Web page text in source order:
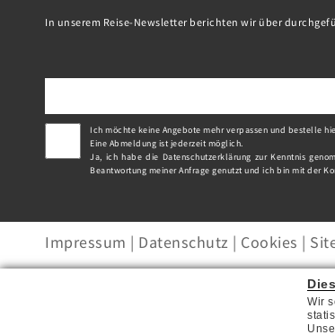
In unserem Reise-Newsletter berichten wir über
Ich möchte keine Angebote mehr verpassen und bestelle
Eine Abmeldung ist jederzeit möglich.
Ja, ich habe die Datenschutzerklärung zur Kenntnis
Beantwortung meiner Anfrage genutzt und ich bin mit der
Impressum | Datenschutz | Cookies |
Wir